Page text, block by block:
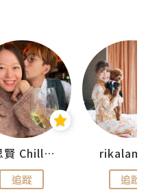
思思賢 ChillMyBabe
追蹤 追蹤